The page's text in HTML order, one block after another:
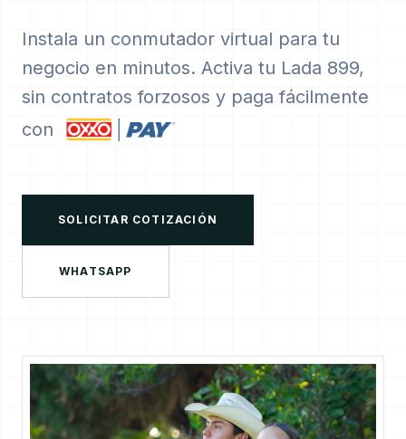
Instala un conmutador virtual para tu
negocio en minutos. Activa tu Lada 899,
sin contratos forzosos y paga fácilmente
con
SOLICITAR COTIZACIÓN
WHATSAPP